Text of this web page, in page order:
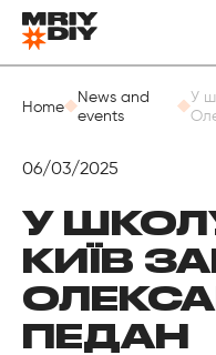
Назад
Home
News and
events
У
06/03/2025
У
КИЇВ
ПЕДАН